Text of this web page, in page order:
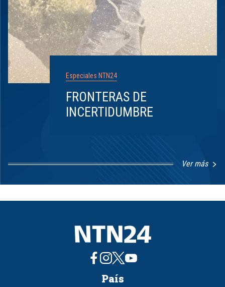
Especiales NTN24
FRONTERAS DE
INCERTIDUMBRE
Ver más
1
8
País